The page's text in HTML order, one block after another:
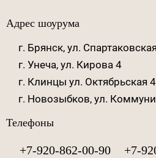
Адрес шоурума
г. Брянск, ул.
г. Унеча, ул. Кирова 4
г. Клинцы ул. Октябрьская
г. Новозыбков, ул.
Телефоны
+7-920-862-00-90 +7-